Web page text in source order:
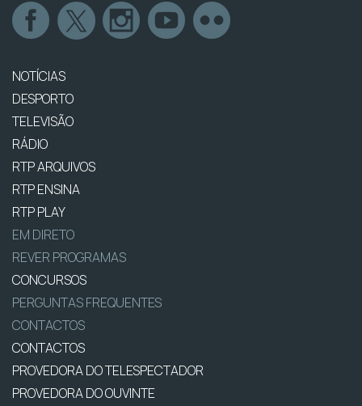
NOTÍCIAS
DESPORTO
TELEVISÃO
RÁDIO
RTP ARQUIVOS
RTP ENSINA
RTP PLAY
EM DIRETO
REVER PROGRAMAS
CONCURSOS
PERGUNTAS FREQUENTES
CONTACTOS
CONTACTOS
PROVEDORA DO TELESPECTADOR
PROVEDORA DO OUVINTE